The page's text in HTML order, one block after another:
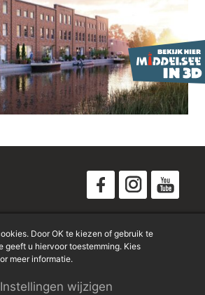
Privacyverklaring
Door OK te kiezen of gebruik te
geeft u hiervoor toestemming. Kies
meer informatie.
Instellingen wijzigen